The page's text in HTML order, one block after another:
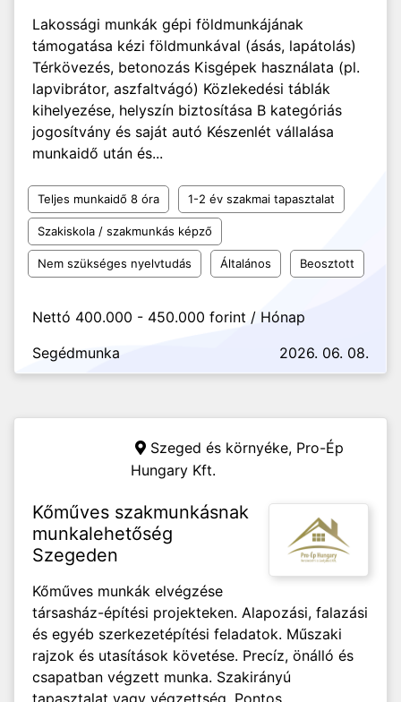
Lakossági munkák gépi földmunkájának
támogatása kézi földmunkával (ásás, lapátolás)
Térkövezés, betonozás Kisgépek használata (pl.
lapvibrátor, aszfaltvágó) Közlekedési táblák
kihelyezése, helyszín biztosítása B kategóriás
jogosítvány és saját autó Készenlét vállalása
munkaidő után és...
Teljes munkaidő 8 óra 1-2 év szakmai tapasztalat
Szakiskola / szakmunkás képző
Nem szükséges nyelvtudás Általános Beosztott
Nettó 400.000 - 450.000 forint / Hónap
Segédmunka
2026. 06. 08.
Szeged és környéke, Pro-Ép
Hungary Kft.
Kőműves szakmunkásnak
munkalehetőség
Szegeden
Kőműves munkák elvégzése
társasház-építési projekteken. Alapozási, falazási
és egyéb szerkezetépítési feladatok. Műszaki
rajzok és utasítások követése. Precíz, önálló és
csapatban végzett munka. Szakirányú
tapasztalat vagy végzettség. Pontos,